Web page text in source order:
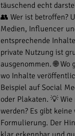
täuschend echt
👥 Wer ist betroffen?
Medien, Influencer
entsprechende
private Nutzung ist
ausgenommen. 🌐
wo Inhalte
Beispiel auf Social
oder Plakaten. 💡
werden? Es gibt
Formulierung. Der